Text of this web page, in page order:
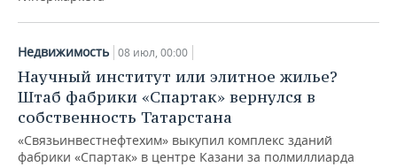
Недвижимость 08 июл, 00:00
Научный институт или элитное жилье?
Штаб фабрики «Спартак» вернулся в
собственность Татарстана
«Связьинвестнефтехим» выкупил комплекс зданий
фабрики «Спартак» в центре Казани за полмиллиарда